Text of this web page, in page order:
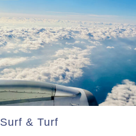
Surf & Turf